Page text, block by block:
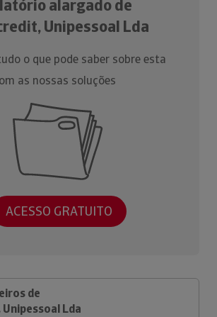
alargado de
Unipessoal Lda
o que pode saber sobre esta
as nossas soluções
ACESSO GRATUITO
de
Lda